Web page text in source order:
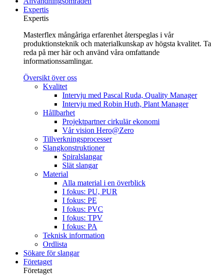
Expertis
Expertis
Masterflex mångåriga erfarenhet återspeglas i vår
produktionsteknik och materialkunskap av högsta kvalitet. Ta
reda på mer här och använd våra omfattande
informationssamlingar.
Översikt över oss
Kvalitet
Intervju med Pascal Ruda, Quality Manager
Intervju med Robin Huth, Plant Manager
Hållbarhet
Projektpartner cirkulär ekonomi
Vår vision Hero@Zero
Tillverkningsprocesser
Slangkonstruktioner
Spiralslangar
Slät slangar
Material
Alla material i en överblick
I fokus: PU, PUR
I fokus: PE
I fokus: PVC
I fokus: TPV
I fokus: PA
Teknisk information
Ordlista
Sökare för slangar
Företaget
Företaget